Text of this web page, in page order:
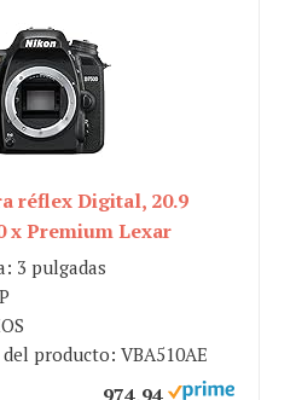
réflex Digital, 20.9
x Premium Lexar
3 pulgadas
producto: VBA510AE